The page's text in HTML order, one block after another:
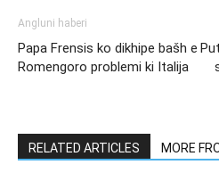
Angluni haberi
Papa Frensis ko dikhipe bašh e
Romengoro problemi ki Italija
RELATED ARTICLES MORE